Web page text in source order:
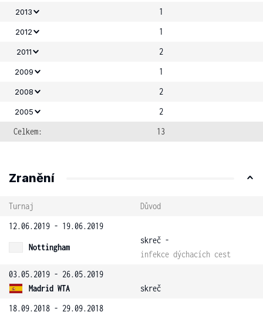
2013 1
2012 1
2011 2
2009 1
2008 2
2005
2
Celkem:
13
Zranění
Turnaj
Důvod
12.06.2019 - 19.06.2019
Nottingham
skreč -
infekce dýchacích cest
03.05.2019 - 26.05.2019
Madrid WTA
skreč
18.09.2018 - 29.09.2018